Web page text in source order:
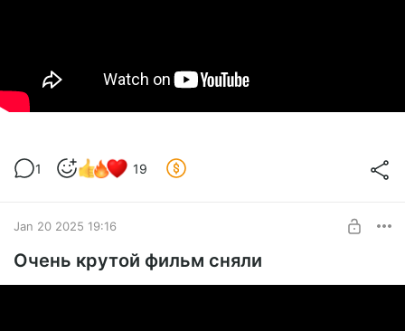
1 19
Jan 20 2025 19:16
Очень крутой фильм сняли